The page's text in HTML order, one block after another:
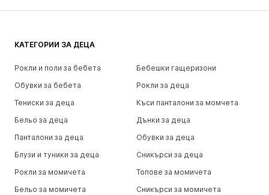
КАТЕГОРИИ ЗА ДЕЦА
Рокли и поли за бебета
Бебешки гащеризони
Обувки за бебета
Рокли за деца
Тениски за деца
Къси панталони за момчета
Бельо за деца
Дънки за деца
Панталони за деца
Обувки за деца
Блузи и туники за деца
Сникърси за деца
Рокли за момичета
Топове за момичета
Бельо за момичета
Сникърси за момичета